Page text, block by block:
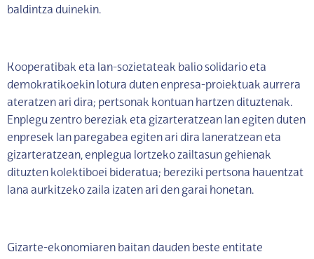
baldintza duinekin.
Kooperatibak eta lan-sozietateak balio solidario eta
demokratikoekin lotura duten enpresa-proiektuak aurrera
ateratzen ari dira; pertsonak kontuan hartzen dituztenak.
Enplegu zentro bereziak eta gizarteratzean lan egiten duten
enpresek lan paregabea egiten ari dira laneratzean eta
gizarteratzean, enplegua lortzeko zailtasun gehienak
dituzten kolektiboei bideratua; bereziki pertsona hauentzat
lana aurkitzeko zaila izaten ari den garai honetan.
Gizarte-ekonomiaren baitan dauden beste entitate